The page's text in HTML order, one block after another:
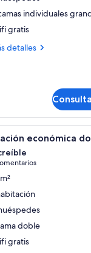
individuales
gratis
detalles
ventanales.de madera,
económica
10
doble
gratis